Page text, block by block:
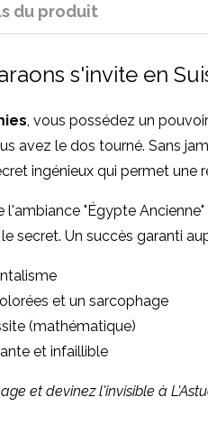
du produit
s'invite en
, vous possédez un
avez le dos tourné. Sans
ingénieux qui permet une
l'ambiance "Égypte
secret. Un succès garanti
et un sarcophage
(mathématique)
et infaillible
et devinez l'invisible à